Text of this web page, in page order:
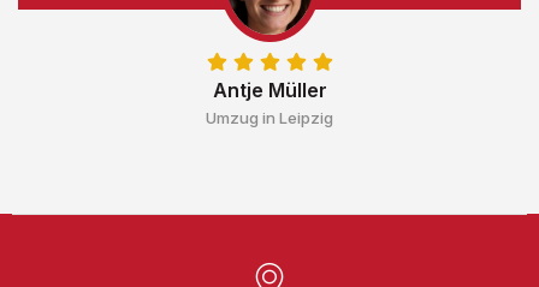
Antje Müller
Umzug in Leipzig